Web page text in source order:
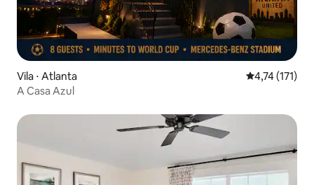
Vila ⋅ Atlanta 4,74 de uma
4,74 (171)
A Casa Azul